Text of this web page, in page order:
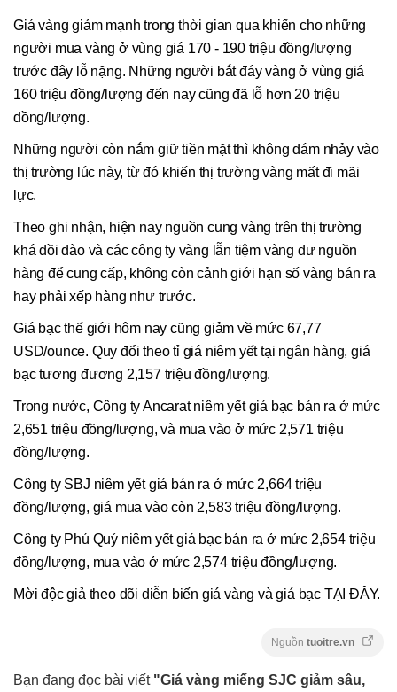
Giá vàng giảm mạnh trong thời gian qua khiến cho những
người mua vàng ở vùng giá 170 - 190 triệu đồng/lượng
trước đây lỗ nặng. Những người bắt đáy vàng ở vùng giá
160 triệu đồng/lượng đến nay cũng đã lỗ hơn 20 triệu
đồng/lượng.
Những người còn nắm giữ tiền mặt thì không dám nhảy vào
thị trường lúc này, từ đó khiến thị trường vàng mất đi mãi
lực.
Theo ghi nhận, hiện nay nguồn cung vàng trên thị trường
khá dồi dào và các công ty vàng lẫn tiệm vàng dư nguồn
hàng để cung cấp, không còn cảnh giới hạn số vàng bán ra
hay phải xếp hàng như trước.
Giá bạc thế giới hôm nay cũng giảm về mức 67,77
USD/ounce. Quy đổi theo tỉ giá niêm yết tại ngân hàng, giá
bạc tương đương 2,157 triệu đồng/lượng.
Trong nước, Công ty Ancarat niêm yết giá bạc bán ra ở mức
2,651 triệu đồng/lượng, và mua vào ở mức 2,571 triệu
đồng/lượng.
Công ty SBJ niêm yết giá bán ra ở mức 2,664 triệu
đồng/lượng, giá mua vào còn 2,583 triệu đồng/lượng.
Công ty Phú Quý niêm yết giá bạc bán ra ở mức 2,654 triệu
đồng/lượng, mua vào ở mức 2,574 triệu đồng/lượng.
Mời độc giả theo dõi diễn biến giá vàng và giá bạc TẠI ĐÂY.
Nguồn tuoitre.vn
Bạn đang đọc bài viết "Giá vàng miếng SJC giảm sâu,